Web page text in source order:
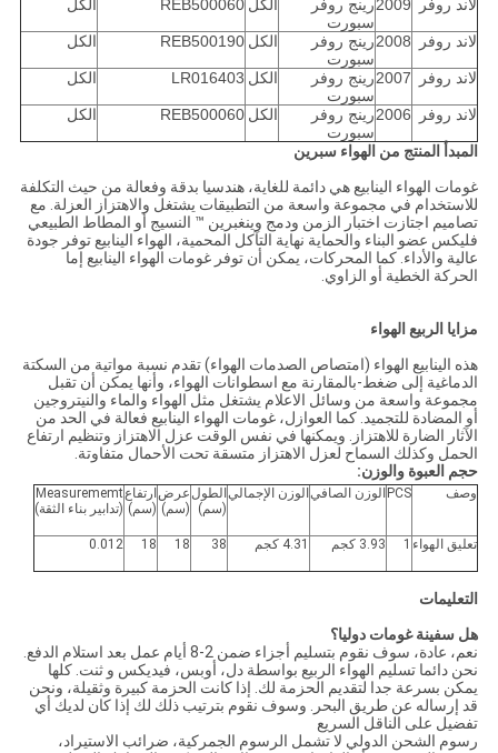
لاند روفر
2009رينج روفر
سبورت
الكل REB500060 الكل
لاند روفر 2008رينج روفر
سبورت
الكل REB500190 الكل
لاند روفر 2007رينج روفر
سبورت
الكل LR016403 الكل
لاند روفر 2006رينج روفر
سبورت
الكل REB500060 الكل
المبدأ المنتج من الهواء سبرين
غومات الهواء الينابيع هي دائمة للغاية، هندسيا بدقة وفعالة من حيث التكلفة
للاستخدام في مجموعة واسعة من التطبيقات يشتغل والاهتزاز العزلة. مع
تصاميم اجتازت اختبار الزمن ودمج وينغبرين ™ النسيج أو المطاط الطبيعي
فليكس عضو البناء والحماية نهاية التآكل المحمية، الهواء الينابيع توفر جودة
عالية والأداء. كما المحركات، يمكن أن توفر غومات الهواء الينابيع إما
الحركة الخطية أو الزاوي.
مزايا الربيع الهواء
هذه الينابيع الهواء (امتصاص الصدمات الهواء) تقدم نسبة مواتية من السكتة
الدماغية إلى ضغط-بالمقارنة مع اسطوانات الهواء، وأنها يمكن أن تقبل
مجموعة واسعة من وسائل الاعلام يشتغل مثل الهواء والماء والنيتروجين
أو المضادة للتجميد. كما العوازل، غومات الهواء الينابيع فعالة في الحد من
الآثار الضارة للاهتزاز. ويمكنها في نفس الوقت عزل الاهتزاز وتنظيم ارتفاع
الحمل وكذلك السماح لعزل الاهتزاز متسقة تحت الأحمال متفاوتة.
حجم العبوة والوزن:
وصف PCS الوزن الصافي الوزن الإجمالي الطول
(سم)
عرض
(سم)
ارتفاع
(سم)
Measurememt
(تدابير بناء الثقة)
تعليق الهواء 1 3.93 كجم 4.31 كجم 38
18
18
0.012
التعليمات
هل سفينة غومات دوليا؟
نعم، عادة، سوف نقوم بتسليم أجزاء ضمن 2-8 أيام عمل بعد استلام الدفع.
نحن دائما تسليم الهواء الربيع بواسطة دل، أوبس، فيديكس و ثنت. كلها
يمكن بسرعة جدا لتقديم الحزمة لك. إذا كانت الحزمة كبيرة وثقيلة، ونحن
قد إرساله عن طريق البحر. وسوف نقوم بترتيب ذلك لك إذا كان لديك أي
تفضيل على الناقل السريع
رسوم الشحن الدولي لا تشمل الرسوم الجمركية، ضرائب الاستيراد،